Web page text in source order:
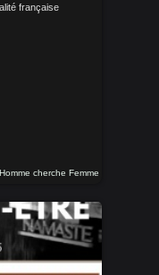
française
Homme cherche Femme